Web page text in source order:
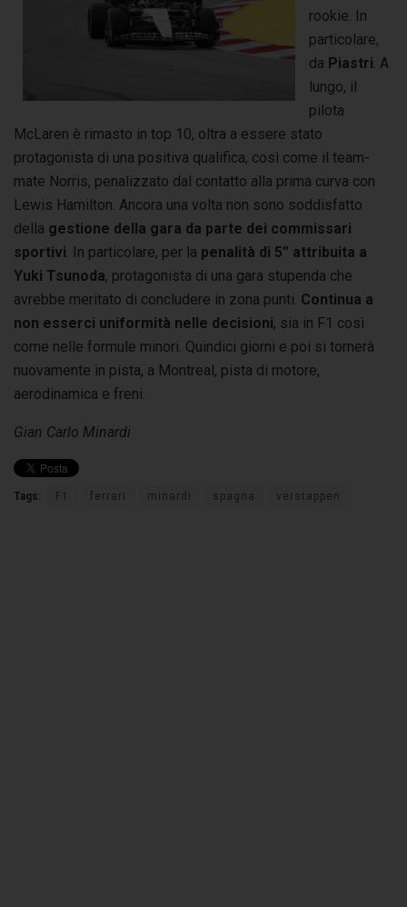
rookie. In
particolare,
da Piastri . A
lungo, il
pilota
McLaren è rimasto in top 10, oltra a essere stato
protagonista di una positiva qualifica, così come il team-
mate Norris, penalizzato dal contatto alla prima curva con
Lewis Hamilton. Ancora una volta non sono soddisfatto
della gestione della gara da parte dei commissari
sportivi . In particolare, per la penalità di 5” attribuita a
Yuki Tsunoda, protagonista di una gara stupenda che
avrebbe meritato di concludere in zona punti. Continua a
non esserci uniformità nelle decisioni, sia in F1 così
come nelle formule minori. Quindici giorni e poi si tornerà
nuovamente in pista, a Montreal, pista di motore,
aerodinamica e freni.
Gian Carlo Minardi
Tags: F1 ferrari minardi spagna verstappen